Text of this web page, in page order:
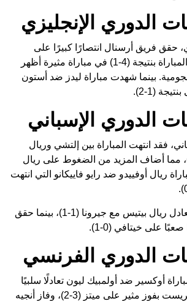
الدوري الإنجليزي
حقق فريق أرسنال انتصارًا كبيرًا على
توتنهام، حيث انتهت المباراة بنتيجة (4-1) في مباراة مثيرة أظهر
بينما شهدت مباراة ليدز ضد أستون
(1-2).
الدوري الإسباني
فقد انتهت المباراة بين إلتشي وريال
بالتعادل (2-2)، مما أضاف المزيد من الضغوط على ريال
ريال أوفييدو ضد رايو فاييكانو التي انتهت
وفي مباراة أخرى، تعادل ريال بيتيس مع جيرونا (1-1)، بينما حقق
صعبًا على خيتافي (0-1).
الدوري الفرنسي
أوكسير ضد أولمبيك ليون تعادلًا سلبيًا
(0-0). بينما تقدمت بريست بفوز مثير على ميتز (3-2)، وفاز أنجيه